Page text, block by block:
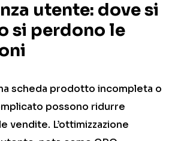
utente: dove si
si perdono le
scheda prodotto incompleta o
possono ridurre
vendite. L’ottimizzazione